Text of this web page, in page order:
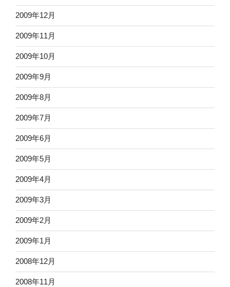
2009年12月
2009年11月
2009年10月
2009年9月
2009年8月
2009年7月
2009年6月
2009年5月
2009年4月
2009年3月
2009年2月
2009年1月
2008年12月
2008年11月